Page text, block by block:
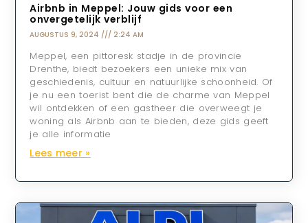
Airbnb in Meppel: Jouw gids voor een
onvergetelijk verblijf
AUGUSTUS 9, 2024 2:24 AM
Meppel, een pittoresk stadje in de provincie
Drenthe, biedt bezoekers een unieke mix van
geschiedenis, cultuur en natuurlijke schoonheid. Of
je nu een toerist bent die de charme van Meppel
wil ontdekken of een gastheer die overweegt je
woning als Airbnb aan te bieden, deze gids geeft
je alle informatie
Lees meer »